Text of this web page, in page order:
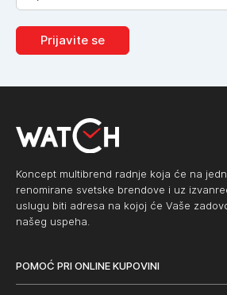
Prijavite se
Koncept multibrend radnje koja će na
renomirane svetske brendove i uz
uslugu biti adresa na kojoj će Vaše
našeg uspeha.
POMOĆ PRI ONLINE KUPOVINI